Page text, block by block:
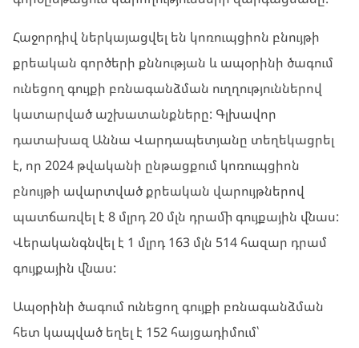
Հաջորդիվ ներկայացվել են կոռուպցիոն բնույթի
քրեական գործերի քննության և ապօրինի ծագում
ունեցող գույքի բռնագանձման ուղղություններով
կատարված աշխատանքները: Գլխավոր
դատախազ Աննա Վարդապետյանը տեղեկացրել
է, որ 2024 թվականի ընթացքում կոռուպցիոն
բնույթի ավարտված քրեական վարույթներով
պատճառվել է 8 մլրդ 20 մլն դրամի գույքային վնաս:
Վերականգնվել է 1 մլրդ 163 մլն 514 հազար դրամ
գույքային վնաս:
Ապօրինի ծագում ունեցող գույքի բռնագանձման
հետ կապված եղել է 152 հայցադիմում՝